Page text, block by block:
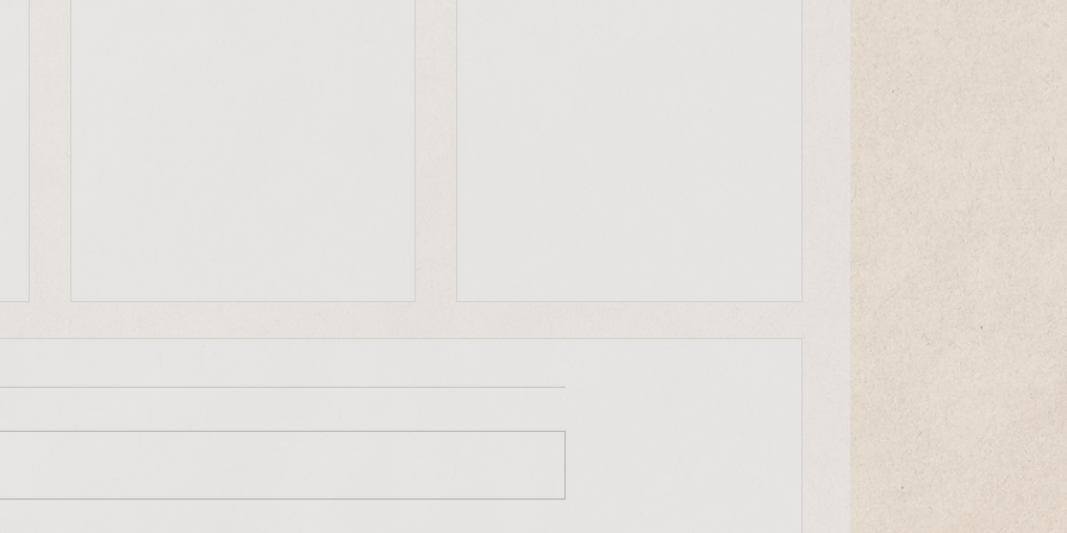
Bewahrung der Schöpfung
unserem kleinen Alltag. Diese
"Jeder Mensch ist ein einmaliger
vorangeht."...